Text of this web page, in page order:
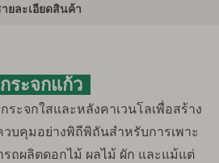
ายละเอียดสินค้า
ระจกแก้ว
ระจกใสและหลังคาเวนโลเพื่อสร้าง
บคุมอย่างพิถีพิถันสำหรับการเพาะ
ถผลิตดอกไม้ ผลไม้ ผัก และแม้แต่